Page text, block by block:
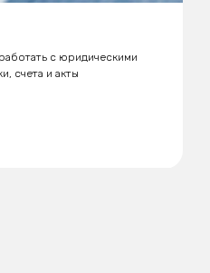
с юридическими
счета и акты